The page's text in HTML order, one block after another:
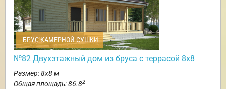
БРУС КАМЕРНОЙ СУШКИ
№82 Двухэтажный дом из бруса с террасой 8х8
Размер: 8х8 м
Общая площадь: 86.82